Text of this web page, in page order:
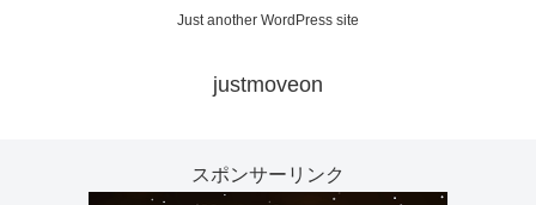
Just another WordPress site
justmoveon
スポンサーリンク